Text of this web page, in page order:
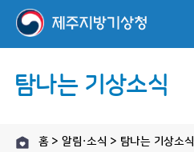
탐나는 기상소식
홈 > 알림·소식 > 탐나는 기상소식